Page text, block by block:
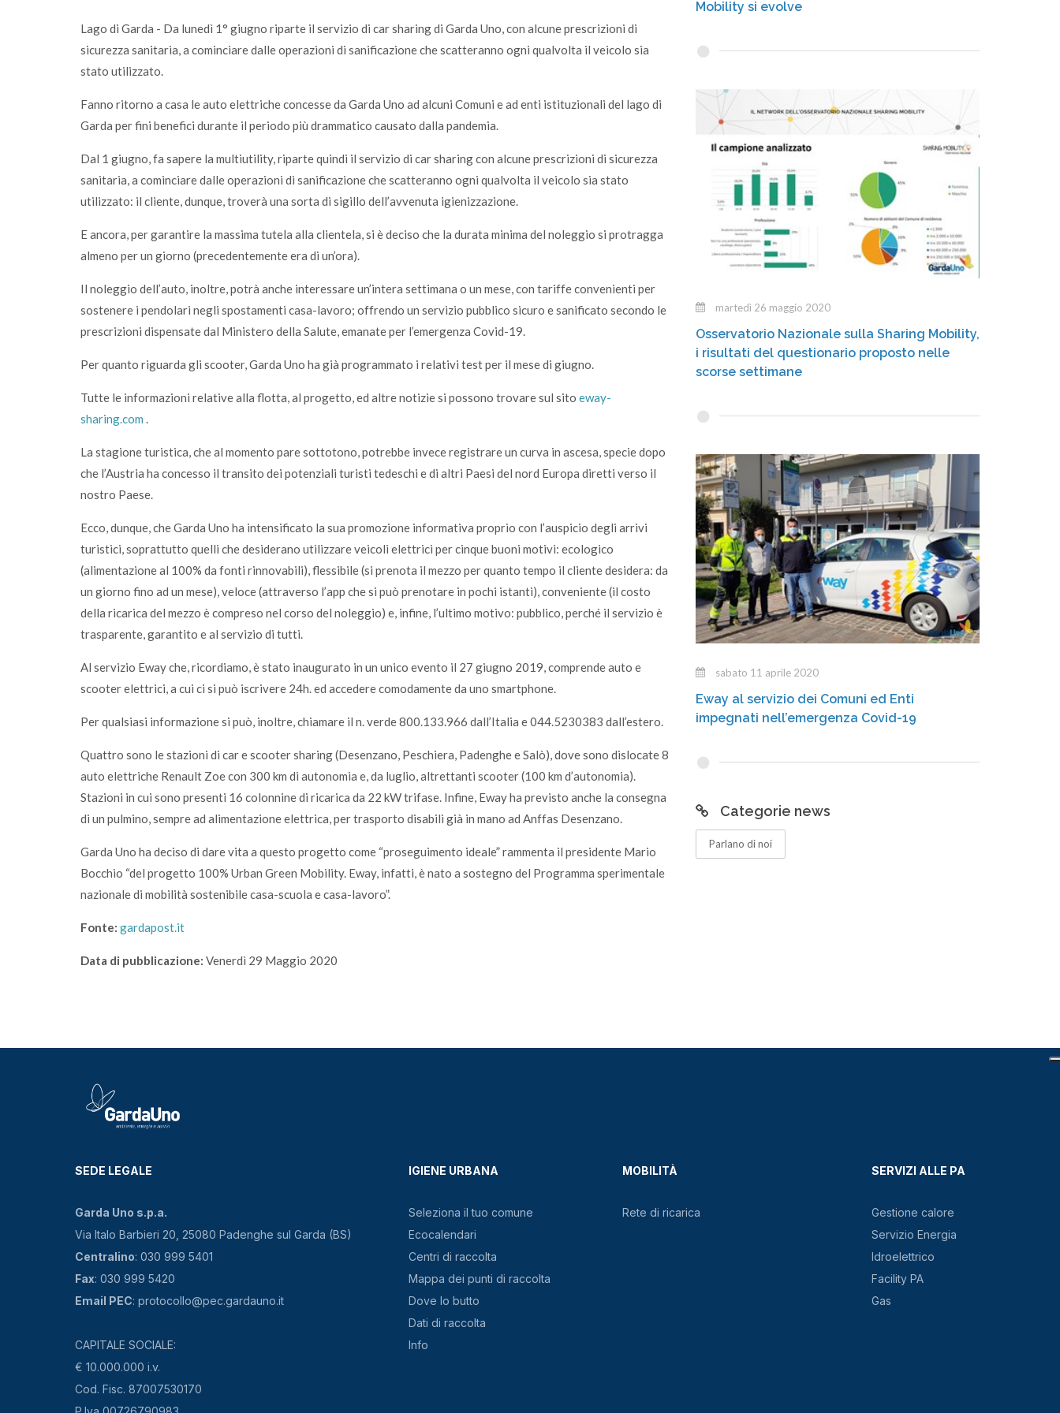
Lago di Garda - Da lunedì 1° giugno riparte il servizio di car sharing di Garda Uno, con alcune prescrizioni di
sicurezza sanitaria, a cominciare dalle operazioni di sanificazione che scatteranno ogni qualvolta il veicolo sia
stato utilizzato.
Fanno ritorno a casa le auto elettriche concesse da Garda Uno ad alcuni Comuni e ad enti istituzionali del lago di
Garda per fini benefici durante il periodo più drammatico causato dalla pandemia.
Dal 1 giugno, fa sapere la multiutility, riparte quindi il servizio di car sharing con alcune prescrizioni di sicurezza
sanitaria, a cominciare dalle operazioni di sanificazione che scatteranno ogni qualvolta il veicolo sia stato
utilizzato: il cliente, dunque, troverà una sorta di sigillo dell’avvenuta igienizzazione.
E ancora, per garantire la massima tutela alla clientela, si è deciso che la durata minima del noleggio si protragga
almeno per un giorno (precedentemente era di un’ora).
Il noleggio dell’auto, inoltre, potrà anche interessare un’intera settimana o un mese, con tariffe convenienti per
sostenere i pendolari negli spostamenti casa-lavoro; offrendo un servizio pubblico sicuro e sanificato secondo le
prescrizioni dispensate dal Ministero della Salute, emanate per l’emergenza Covid-19.
Per quanto riguarda gli scooter, Garda Uno ha già programmato i relativi test per il mese di giugno.
Tutte le informazioni relative alla flotta, al progetto, ed altre notizie si possono trovare sul sito eway-
sharing.com .
La stagione turistica, che al momento pare sottotono, potrebbe invece registrare un curva in ascesa, specie dopo
che l’Austria ha concesso il transito dei potenziali turisti tedeschi e di altri Paesi del nord Europa diretti verso il
nostro Paese.
Ecco, dunque, che Garda Uno ha intensificato la sua promozione informativa proprio con l’auspicio degli arrivi
turistici, soprattutto quelli che desiderano utilizzare veicoli elettrici per cinque buoni motivi: ecologico
(alimentazione al 100% da fonti rinnovabili), flessibile (si prenota il mezzo per quanto tempo il cliente desidera: da
un giorno fino ad un mese), veloce (attraverso l’app che si può prenotare in pochi istanti), conveniente (il costo
della ricarica del mezzo è compreso nel corso del noleggio) e, infine, l’ultimo motivo: pubblico, perché il servizio è
trasparente, garantito e al servizio di tutti.
Al servizio Eway che, ricordiamo, è stato inaugurato in un unico evento il 27 giugno 2019, comprende auto e
scooter elettrici, a cui ci si può iscrivere 24h. ed accedere comodamente da uno smartphone.
Per qualsiasi informazione si può, inoltre, chiamare il n. verde 800.133.966 dall’Italia e 044.5230383 dall’estero.
Quattro sono le stazioni di car e scooter sharing (Desenzano, Peschiera, Padenghe e Salò), dove sono dislocate 8
auto elettriche Renault Zoe con 300 km di autonomia e, da luglio, altrettanti scooter (100 km d’autonomia).
Stazioni in cui sono presenti 16 colonnine di ricarica da 22 kW trifase. Infine, Eway ha previsto anche la consegna
di un pulmino, sempre ad alimentazione elettrica, per trasporto disabili già in mano ad Anffas Desenzano.
Garda Uno ha deciso di dare vita a questo progetto come “proseguimento ideale” rammenta il presidente Mario
Bocchio “del progetto 100% Urban Green Mobility. Eway, infatti, è nato a sostegno del Programma sperimentale
nazionale di mobilità sostenibile casa-scuola e casa-lavoro”.
Fonte: gardapost.it
Data di pubblicazione: Venerdì 29 Maggio 2020
Mobility si evolve
martedì 26 maggio 2020
Osservatorio Nazionale sulla Sharing Mobility,
i risultati del questionario proposto nelle
scorse settimane
sabato 11 aprile 2020
Eway al servizio dei Comuni ed Enti
impegnati nell’emergenza Covid-19
Categorie news
Parlano di noi
SEDE LEGALE
Garda Uno s.p.a.
Via Italo Barbieri 20, 25080 Padenghe sul Garda (BS)
Centralino: 030 999 5401
Fax: 030 999 5420
Email PEC: protocollo@pec.gardauno.it
CAPITALE SOCIALE:
€ 10.000.000 i.v.
Cod. Fisc. 87007530170
IGIENE URBANA
Seleziona il tuo comune
Ecocalendari
Centri di raccolta
Mappa dei punti di raccolta
Dove lo butto
Dati di raccolta
Info
MOBILITÀ
Rete di ricarica
SERVIZI ALLE PA
Gestione calore
Servizio Energia
Idroelettrico
Facility PA
Gas